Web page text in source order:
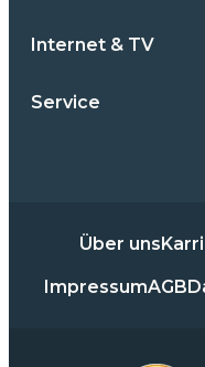
Internet & TV
Service
Über uns
ImpressumAGB